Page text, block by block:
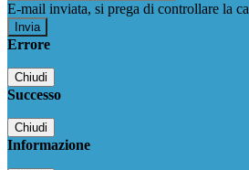
E-mail inviata, si prega di controllare la
Errore
Chiudi
Successo
Chiudi
Informazione